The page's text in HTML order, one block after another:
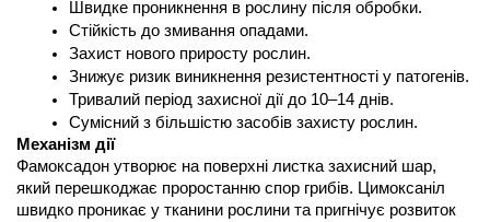
Швидке проникнення в рослину після обробки.
Стійкість до змивання опадами.
Захист нового приросту рослин.
Знижує ризик виникнення резистентності у патогенів.
Тривалий період захисної дії до 10–14 днів.
Сумісний з більшістю засобів захисту рослин.
Механізм дії
Фамоксадон утворює на поверхні листка захисний шар,
який перешкоджає проростанню спор грибів. Цимоксаніл
швидко проникає у тканини рослини та пригнічує розвиток